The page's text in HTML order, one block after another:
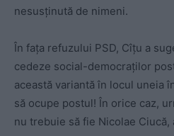
nesusținută de nimeni.
În fața refuzului PSD, Cîțu a
cedeze social-democraților
această variantă în locul uneia
să ocupe postul! În orice caz,
nu trebuie să fie Nicolae